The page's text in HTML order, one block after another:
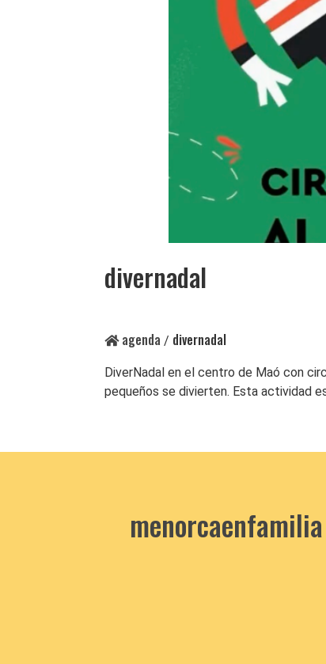
divernadal
agenda / divernadal
DiverNadal en el centro de Maó con
pequeños se divierten. Esta actividad
menorcaenfamilia